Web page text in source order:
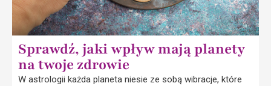
Sprawdź, jaki wpływ mają planety
na twoje zdrowie
W astrologii każda planeta niesie ze sobą wibracje, które